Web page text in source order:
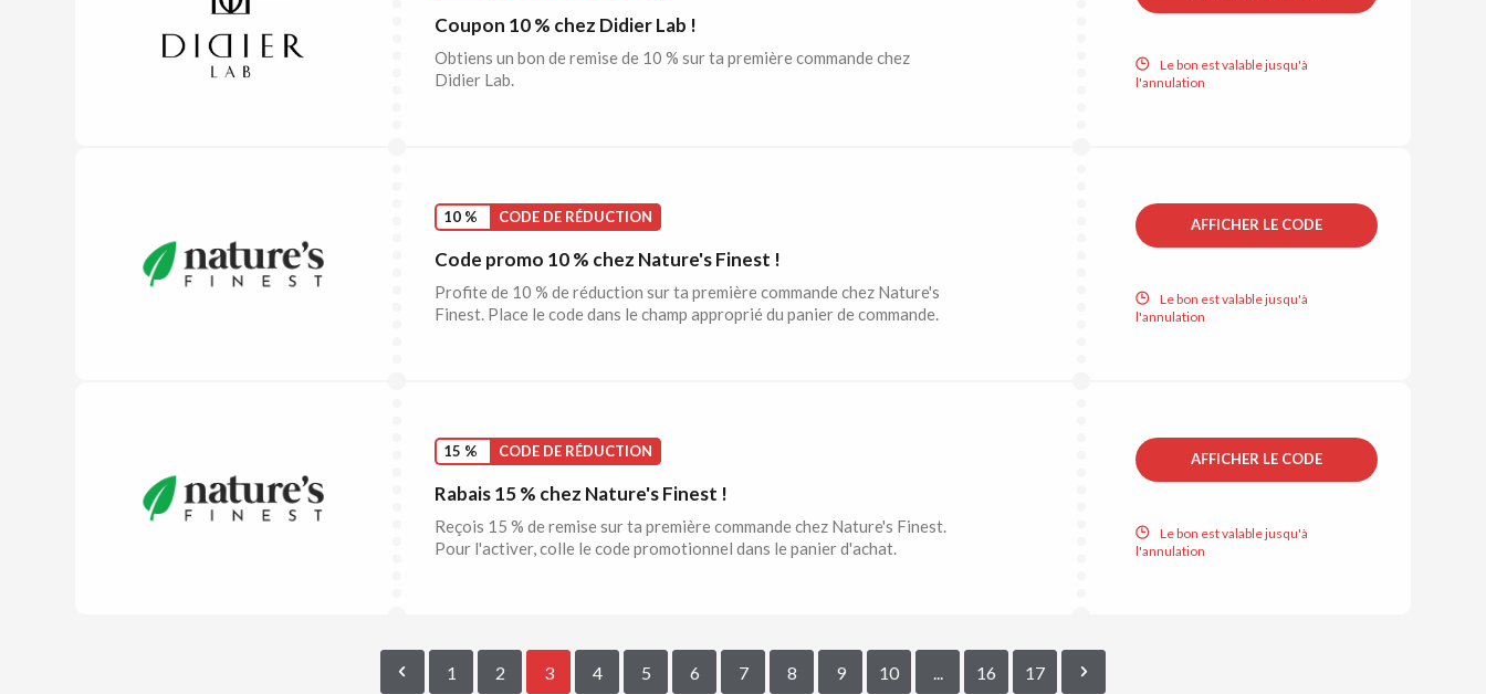
Coupon 10 % chez Didier Lab !
Obtiens un bon de remise de 10 % sur ta première commande chez
Didier Lab.
Le bon est valable jusqu'à
l'annulation
10 % CODE DE RÉDUCTION
Code promo 10 % chez Nature's Finest !
Profite de 10 % de réduction sur ta première commande chez Nature's
Finest. Place le code dans le champ approprié du panier de commande.
AFFICHER LE CODE
Le bon est valable jusqu'à
l'annulation
15 % CODE DE RÉDUCTION
Rabais 15 % chez Nature's Finest !
Reçois 15 % de remise sur ta première commande chez Nature's Finest.
Pour l'activer, colle le code promotionnel dans le panier d'achat.
AFFICHER LE CODE
Le bon est valable jusqu'à
l'annulation
1 2 3 4 5 6 7 8 9 10 16 17